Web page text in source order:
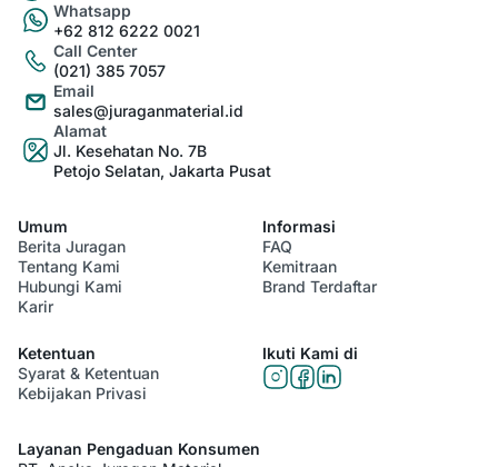
Whatsapp
+62 812 6222 0021
Call Center
(021) 385 7057
Email
sales@juraganmaterial.id
Alamat
Jl. Kesehatan No. 7B
Petojo Selatan, Jakarta Pusat
Umum
Berita Juragan
Tentang Kami
Hubungi Kami
Karir
Informasi
FAQ
Kemitraan
Brand Terdaftar
Ketentuan
Syarat & Ketentuan
Kebijakan Privasi
Ikuti Kami di
Layanan Pengaduan Konsumen